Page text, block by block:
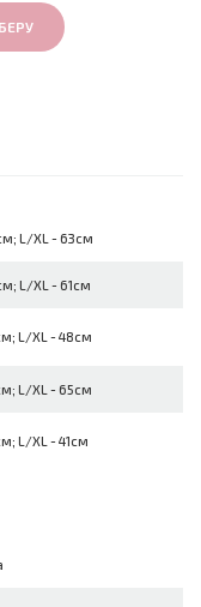
L/XL - 63см
L/XL - 61см
L/XL - 48см
L/XL - 65см
L/XL - 41см